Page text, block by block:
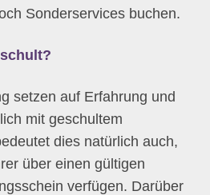
Sonderservices buchen.
setzen auf Erfahrung und
mit geschultem
dies natürlich auch,
über einen gültigen
verfügen. Darüber